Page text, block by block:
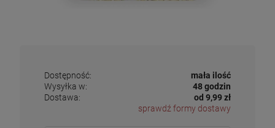
Dostępność:
mała ilość
Wysyłka w:
48 godzin
Dostawa:
od 9,99 zł
sprawdź formy dostawy